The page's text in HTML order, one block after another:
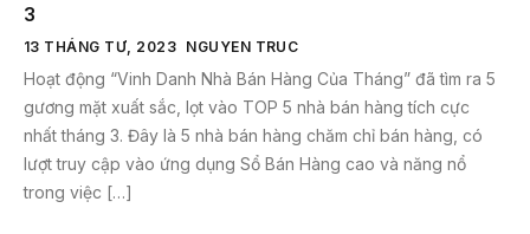
3
13 THÁNG TƯ, 2023 NGUYEN TRUC
Hoạt động “Vinh Danh Nhà Bán Hàng Của Tháng” đã tìm ra 5
gương mặt xuất sắc, lọt vào TOP 5 nhà bán hàng tích cực
nhất tháng 3. Đây là 5 nhà bán hàng chăm chỉ bán hàng, có
lượt truy cập vào ứng dụng Sổ Bán Hàng cao và năng nổ
trong việc […]